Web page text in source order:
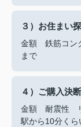
３）お住まい
金額 鉄筋コン
まで
４）ご購入決
金額 耐震性 リ
駅から10分くら